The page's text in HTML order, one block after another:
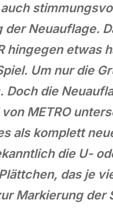
Neuauflage.
hingegen
Um nur die
die
METRO
als komplett
die U-
das je
Markierung